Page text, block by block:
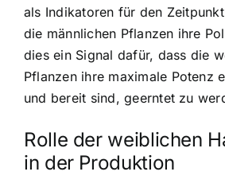
als Indikatoren für den
die männlichen Pflanzen ihre
dies ein Signal dafür, dass die
Pflanzen ihre maximale Potenz
und bereit sind, geerntet zu
Rolle der weiblichen
in der Produktion